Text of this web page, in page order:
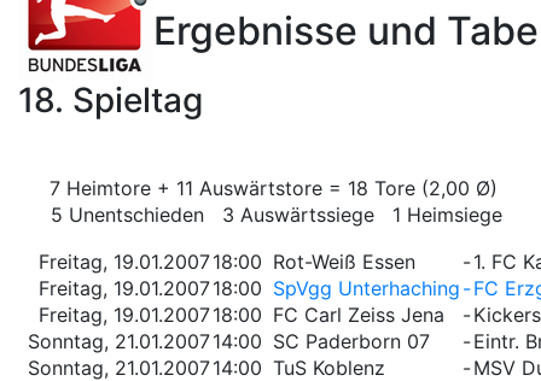
Ergebnisse und
18. Spieltag
7 Heimtore + 11 Auswärtstore = 18 Tore (2,00 Ø)
5 Unentschieden 3 Auswärtssiege 1 Heimsiege
Freitag, 19.01.200718:00 Rot-Weiß Essen -1. FC
Freitag, 19.01.200718:00 SpVgg Unterhaching -FC
Freitag, 19.01.200718:00 FC Carl Zeiss Jena -
Sonntag, 21.01.200714:00 SC Paderborn 07 -Eintr.
Sonntag, 21.01.200714:00 TuS Koblenz -MSV